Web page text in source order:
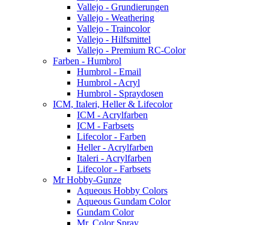
Vallejo - Grundierungen
Vallejo - Weathering
Vallejo - Traincolor
Vallejo - Hilfsmittel
Vallejo - Premium RC-Color
Farben - Humbrol
Humbrol - Email
Humbrol - Acryl
Humbrol - Spraydosen
ICM, Italeri, Heller & Lifecolor
ICM - Acrylfarben
ICM - Farbsets
Lifecolor - Farben
Heller - Acrylfarben
Italeri - Acrylfarben
Lifecolor - Farbsets
Mr Hobby-Gunze
Aqueous Hobby Colors
Aqueous Gundam Color
Gundam Color
Mr. Color Spray